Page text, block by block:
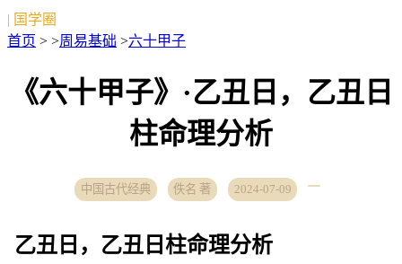
| 国学圈
首页 > >周易基础 >六十甲子
《六十甲子》·乙丑日，乙丑日
柱命理分析
中国古代经典 佚名 著 2024-07-09
乙丑日，乙丑日柱命理分析